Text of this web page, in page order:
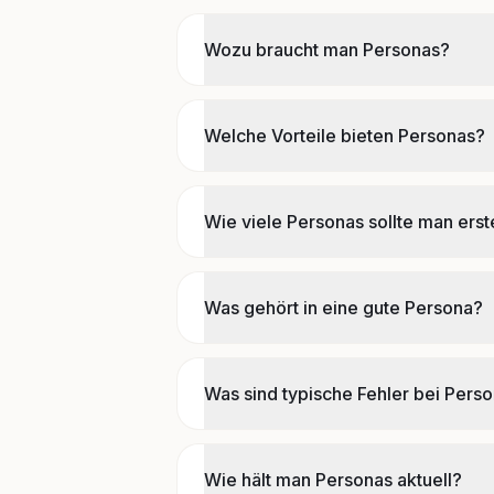
Wozu braucht man Personas?
Welche Vorteile bieten Personas?
Wie viele Personas sollte man
Was gehört in eine gute Persona?
Was sind typische Fehler bei
Wie hält man Personas aktuell?